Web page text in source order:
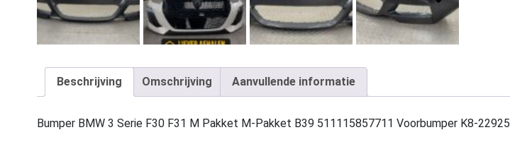
Beschrijving Omschrijving Aanvullende informatie
Bumper BMW 3 Serie F30 F31 M Pakket M-Pakket B39 511115857711 Voorbumper K8-22925